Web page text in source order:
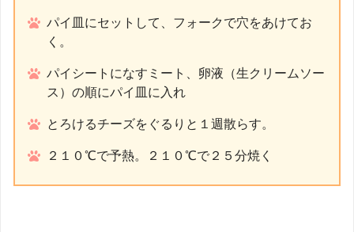
パイ皿にセットして、フォークで穴をあけてお
く。
パイシートになすミート、卵液（生クリームソー
ス）の順にパイ皿に入れ
とろけるチーズをぐるりと１週散らす。
２１０℃で予熱。２１０℃で２５分焼く